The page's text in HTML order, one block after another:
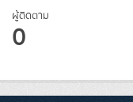
ผู้ติดตาม
0